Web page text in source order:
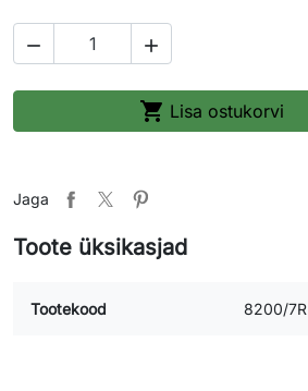
 
 Lisa ostukorvi
Jaga
Toote üksikasjad
Tootekood 8200/7R